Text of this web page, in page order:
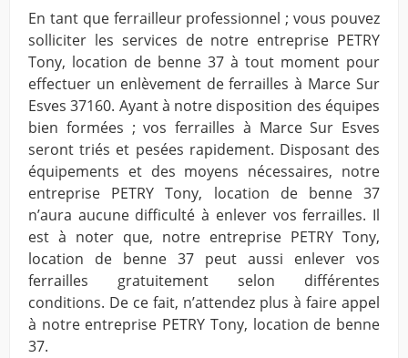
En tant que ferrailleur professionnel ; vous pouvez
solliciter les services de notre entreprise PETRY
Tony, location de benne 37 à tout moment pour
effectuer un enlèvement de ferrailles à Marce Sur
Esves 37160. Ayant à notre disposition des équipes
bien formées ; vos ferrailles à Marce Sur Esves
seront triés et pesées rapidement. Disposant des
équipements et des moyens nécessaires, notre
entreprise PETRY Tony, location de benne 37
n’aura aucune difficulté à enlever vos ferrailles. Il
est à noter que, notre entreprise PETRY Tony,
location de benne 37 peut aussi enlever vos
ferrailles gratuitement selon différentes
conditions. De ce fait, n’attendez plus à faire appel
à notre entreprise PETRY Tony, location de benne
37.